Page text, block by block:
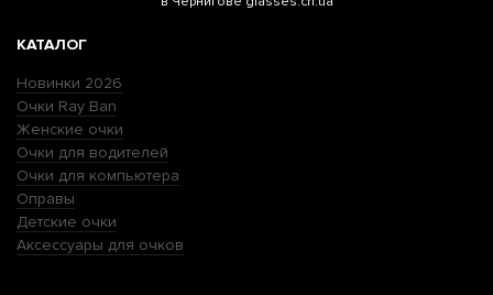
КАТАЛОГ
Новинки 2026
Очки Ray Ban
Женские очки
Очки для водителей
Очки для компьютера
Оправы
Детские очки
Аксессуары для очков